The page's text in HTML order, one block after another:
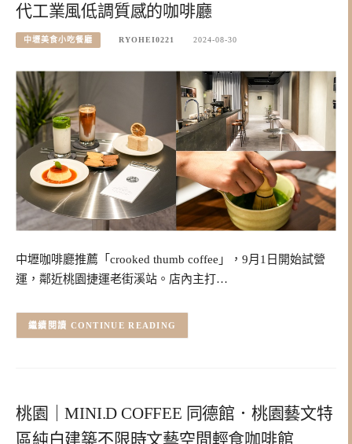
代工業風低調質感的咖啡廳
中壢美食小吃餐廳 RYOHEI0221 2024-08-30
中壢咖啡廳推薦「crooked thumb coffee」，9月1日開始試營
運，鄰近桃園捷運老街溪站。店內主打…
CONTINUE READING
桃園｜MINI.D COFFEE 同德館．桃園藝文特
區純白建築不限時文藝空間輕食咖啡館